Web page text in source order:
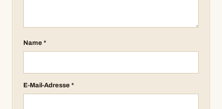
Name *
E-Mail-Adresse *